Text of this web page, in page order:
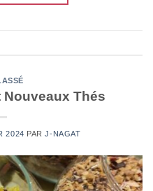
Nouveaux Thés
2024 PARJ-NAGAT